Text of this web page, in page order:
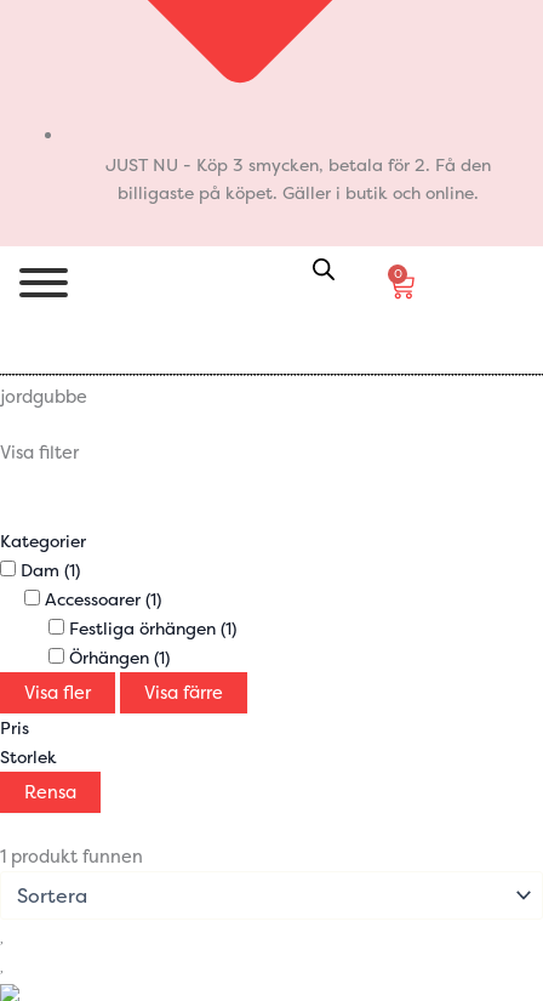
JUST NU - Köp 3 smycken, betala för 2. Få den
billigaste på köpet. Gäller i butik och online.
0
Varukorg
jordgubbe
Visa filter
Kategorier
Dam (1)
Accessoarer (1)
Festliga örhängen (1)
Örhängen (1)
Visa fler Visa färre
Pris
Storlek
Rensa
1 produkt funnen